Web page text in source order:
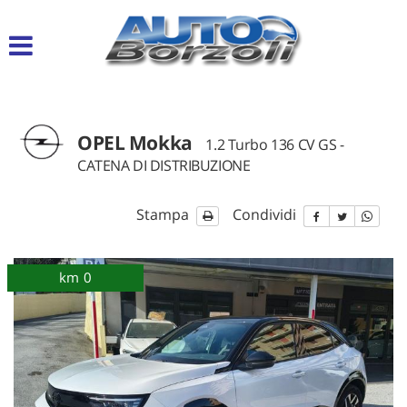
OPEL Mokka
1.2 Turbo 136 CV GS -
CATENA DI DISTRIBUZIONE
Stampa Condividi
km 0
Le
tue
Il
seguente
le
preferenze
di
consenso
alle
tecnologie
di